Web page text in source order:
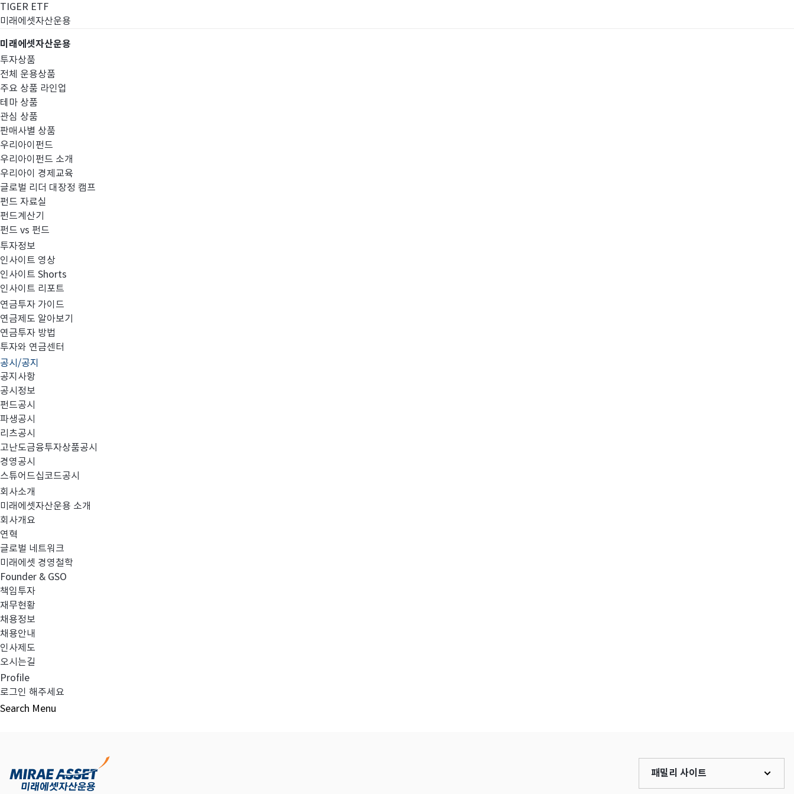
TIGER ETF
미래에셋자산운용
미래에셋자산운용
투자상품
전체 운용상품
주요 상품 라인업
테마 상품
관심 상품
판매사별 상품
우리아이펀드
우리아이펀드 소개
우리아이 경제교육
글로벌 리더 대장정 캠프
펀드 자료실
펀드계산기
펀드 vs 펀드
투자정보
인사이트 영상
인사이트 Shorts
인사이트 리포트
연금투자 가이드
연금제도 알아보기
연금투자 방법
투자와 연금센터
공시/공지
공지사항
공시정보
펀드공시
파생공시
리츠공시
고난도금융투자상품공시
경영공시
스튜어드십코드공시
회사소개
미래에셋자산운용 소개
회사개요
연혁
글로벌 네트워크
미래에셋 경영철학
Founder & GSO
책임투자
재무현황
채용정보
채용안내
인사제도
오시는길
Profile
로그인 해주세요
Search Menu
고난도금융투자상품
고난도금융투자상품_공시_20220328
이전글
다음글
목록보기
패밀리 사이트